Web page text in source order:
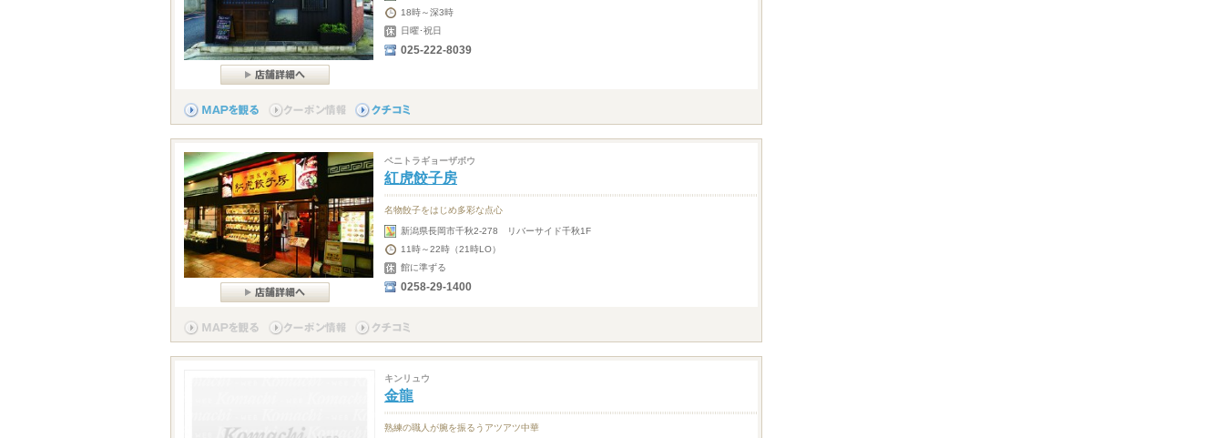
18時～深3時
日曜･祝日
025-222-8039
ベニトラギョーザボウ
紅虎餃子房
名物餃子をはじめ多彩な点心
新潟県長岡市千秋2-278 リバーサイド千秋1F
11時～22時（21時LO）
館に準ずる
0258-29-1400
キンリュウ
金龍
熟練の職人が腕を振るうアツアツ中華